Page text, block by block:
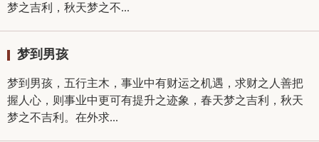
梦之吉利，秋天梦之不...
梦到男孩
梦到男孩，五行主木，事业中有财运之机遇，求财之人善把
握人心，则事业中更可有提升之迹象，春天梦之吉利，秋天
梦之不吉利。在外求...